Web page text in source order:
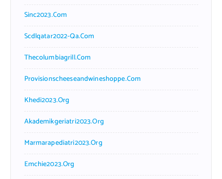
Sinc2023.com
Scdlqatar2022-Qa.com
Thecolumbiagrill.com
Provisionscheeseandwineshoppe.com
Khedi2023.org
Akademikgeriatri2023.org
Marmarapediatri2023.org
Emchie2023.org